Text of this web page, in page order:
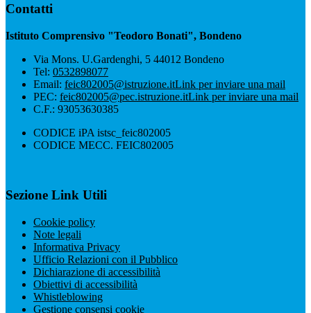
Contatti
Istituto Comprensivo "Teodoro Bonati", Bondeno
Via Mons. U.Gardenghi, 5 44012 Bondeno
Tel: 0532898077
Email: feic802005@istruzione.itLink per inviare una mail
PEC: feic802005@pec.istruzione.itLink per inviare una mail
C.F.: 93053630385
CODICE iPA istsc_feic802005
CODICE MECC. FEIC802005
Sezione Link Utili
Cookie policy
Note legali
Informativa Privacy
Ufficio Relazioni con il Pubblico
Dichiarazione di accessibilità
Obiettivi di accessibilità
Whistleblowing
Gestione consensi cookie